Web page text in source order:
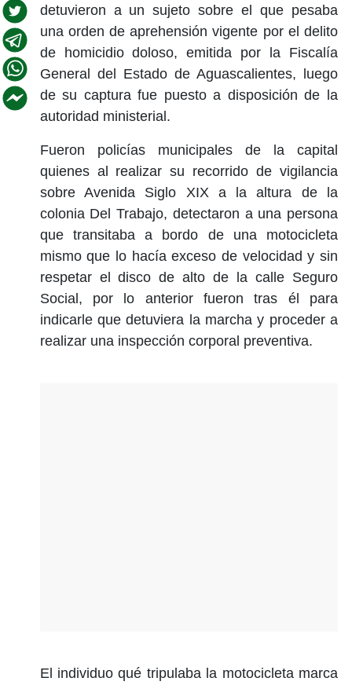
detuvieron a un sujeto sobre el que pesaba
una orden de aprehensión vigente por el delito
de homicidio doloso, emitida por la Fiscalía
General del Estado de Aguascalientes, luego
de su captura fue puesto a disposición de la
autoridad ministerial.
Fueron policías municipales de la capital
quienes al realizar su recorrido de vigilancia
sobre Avenida Siglo XIX a la altura de la
colonia Del Trabajo, detectaron a una persona
que transitaba a bordo de una motocicleta
mismo que lo hacía exceso de velocidad y sin
respetar el disco de alto de la calle Seguro
Social, por lo anterior fueron tras él para
indicarle que detuviera la marcha y proceder a
realizar una inspección corporal preventiva.
El individuo qué tripulaba la motocicleta marca